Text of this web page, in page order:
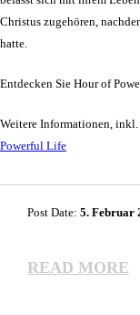
Christus zugehören,
hatte.
Entdecken Sie Hour of
Weitere Informationen, inkl.
Powerful Life
Post Date: 5. Februar
READ MORE